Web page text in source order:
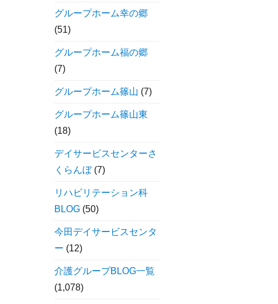
グループホーム幸の郷
(51)
グループホーム福の郷
(7)
グループホーム篠山 (7)
グループホーム篠山東
(18)
デイサービスセンターさ
くらんぼ(7)
リハビリテーション科
BLOG(50)
今田デイサービスセンタ
ー (12)
介護グループBLOG一覧
(1,078)